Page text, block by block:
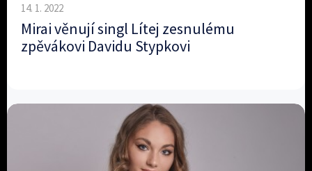
14. 1. 2022
Mirai věnují singl Lítej zesnulému
zpěvákovi Davidu Stypkovi